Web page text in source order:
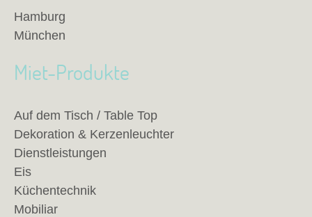
Hamburg
München
Miet-Produkte
Auf dem Tisch / Table Top
Dekoration & Kerzenleuchter
Dienstleistungen
Eis
Küchentechnik
Mobiliar